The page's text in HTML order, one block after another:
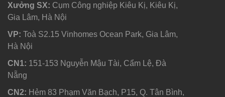
Xưởng SX: Cụm Công nghiệp Kiêu Kị, Kiêu Kị,
Gia Lâm, Hà Nội
VP: Toà S2.15 Vinhomes Ocean Park, Gia Lâm,
Hà Nội
CN1: 151-153 Nguyễn Mậu Tài, Cẩm Lệ, Đà
Nẵng
CN2: Hẻm 83 Phạm Văn Bạch, P15, Q. Tân Bình,